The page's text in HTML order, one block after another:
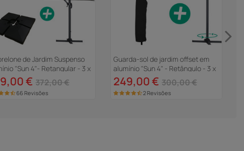
de Jardim Suspenso
"Sun 4"- Retangular - 3 x
Cinza - Com Contrapeso
€ 372,00 €
66 Revisões
Guarda-sol de jardim offset em
alumínio "Sun 4" - Retângulo - 3 x
4 m + Capa protetora - Cinza
249,00 € 300,00 €
2 Revisões